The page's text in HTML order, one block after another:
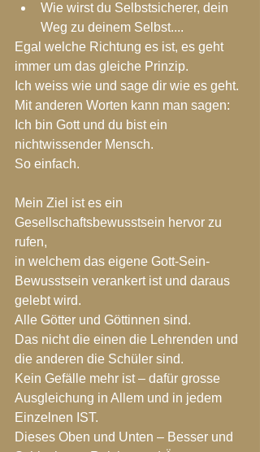
Wie wirst du Selbstsicherer, dein
Weg zu deinem Selbst....
Egal welche Richtung es ist, es geht
immer um das gleiche Prinzip.
Ich weiss wie und sage dir wie es geht.
Mit anderen Worten kann man sagen:
Ich bin Gott und du bist ein
nichtwissender Mensch.
So einfach.
Mein Ziel ist es ein
Gesellschaftsbewusstsein hervor zu
rufen,
in welchem das eigene Gott-Sein-
Bewusstsein verankert ist und daraus
gelebt wird.
Alle Götter und Göttinnen sind.
Das nicht die einen die Lehrenden und
die anderen die Schüler sind.
Kein Gefälle mehr ist – dafür grosse
Ausgleichung in Allem und in jedem
Einzelnen IST.
Dieses Oben und Unten – Besser und